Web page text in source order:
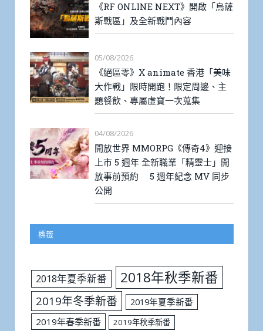
《RF ONLINE NEXT》開啟「烏薩
斯戰區」及全新戰鬥內容
05/08/2026
《絕區零》X animate 香港「美味
大作戰」限時開跑！限定周邊、主
題餐飲、專屬虛寶一次蒐集
04/08/2026
開放世界 MMORPG《傳奇4》迎接
上市 5 週年 全新職業「精靈士」開
放事前預約 5 週年紀念 MV 同步
公開
標籤
2018年夏季新番 2018年秋季新番
2019年冬季新番
2019年夏季新番
2019年春季新番
2019年秋季新番